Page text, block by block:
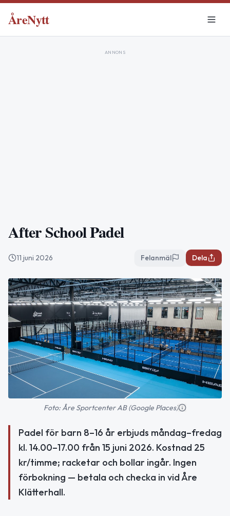
ÅreNytt
ANNONS
After School Padel
11 juni 2026 Felanmäl Dela
Foto: Åre Sportcenter AB (Google Places)
Padel för barn 8–16 år erbjuds måndag–fredag
kl. 14.00–17.00 från 15 juni 2026. Kostnad 25
kr/timme; racketar och bollar ingår. Ingen
förbokning — betala och checka in vid Åre
Klätterhall.